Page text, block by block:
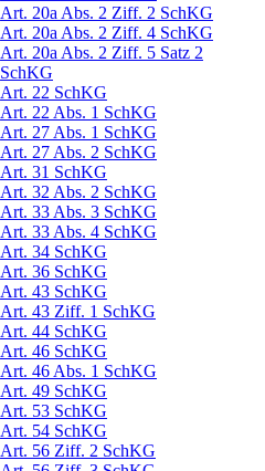
Art. 20a Abs. 2 Ziff. 2 SchKG
Art. 20a Abs. 2 Ziff. 4 SchKG
Art. 20a Abs. 2 Ziff. 5 Satz 2
SchKG
Art. 22 SchKG
Art. 22 Abs. 1 SchKG
Art. 27 Abs. 1 SchKG
Art. 27 Abs. 2 SchKG
Art. 31 SchKG
Art. 32 Abs. 2 SchKG
Art. 33 Abs. 3 SchKG
Art. 33 Abs. 4 SchKG
Art. 34 SchKG
Art. 36 SchKG
Art. 43 SchKG
Art. 43 Ziff. 1 SchKG
Art. 44 SchKG
Art. 46 SchKG
Art. 46 Abs. 1 SchKG
Art. 49 SchKG
Art. 53 SchKG
Art. 54 SchKG
Art. 56 Ziff. 2 SchKG